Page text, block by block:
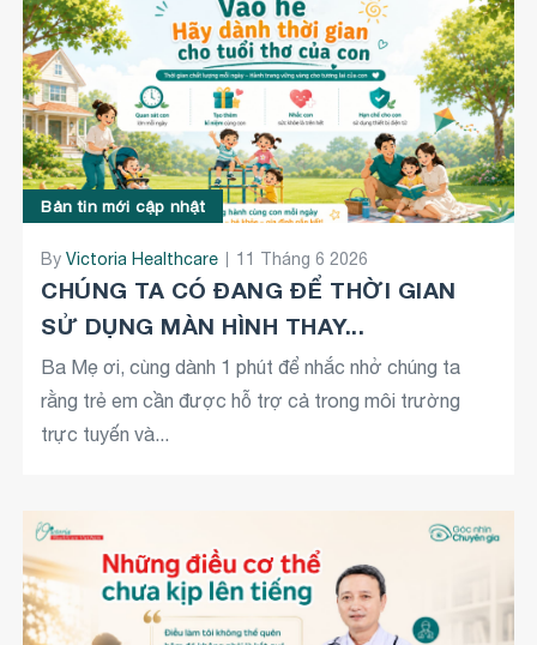
Bản tin mới cập nhật
ByVictoria Healthcare 11 Tháng 6 2026
CHÚNG TA CÓ ĐANG ĐỂ THỜI GIAN
SỬ DỤNG MÀN HÌNH THAY...
Ba Mẹ ơi, cùng dành 1 phút để nhắc nhở chúng ta
rằng trẻ em cần được hỗ trợ cả trong môi trường
trực tuyến và...